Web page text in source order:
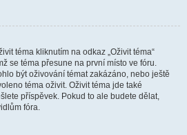
téma kliknutím na odkaz „Oživit téma“
se téma přesune na první místo ve fóru.
být oživování témat zakázáno, nebo ještě
téma oživit. Oživit téma jde také
příspěvek. Pokud to ale budete dělat,
fóra.